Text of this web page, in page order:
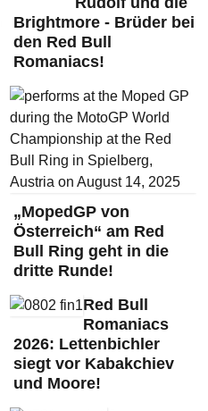
Brightmore - Brüder bei
den Red Bull
Romaniacs!
„MopedGP von
Österreich“ am Red
Bull Ring geht in die
dritte Runde!
Red Bull
Romaniacs
2026: Lettenbichler
siegt vor Kabakchiev
und Moore!